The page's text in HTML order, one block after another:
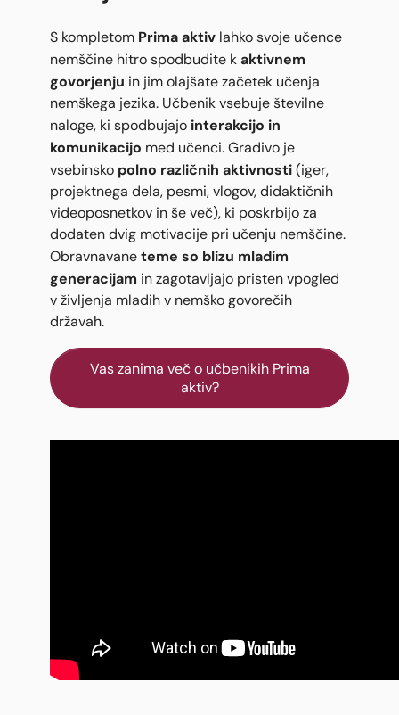
S kompletom Prima aktiv lahko svoje učence
nemščine hitro spodbudite k aktivnem
govorjenju in jim olajšate začetek učenja
nemškega jezika. Učbenik vsebuje številne
naloge, ki spodbujajo interakcijo in
komunikacijo med učenci. Gradivo je
vsebinsko polno različnih aktivnosti (iger,
projektnega dela, pesmi, vlogov, didaktičnih
videoposnetkov in še več), ki poskrbijo za
dodaten dvig motivacije pri učenju nemščine.
Obravnavane teme so blizu mladim
generacijam in zagotavljajo pristen vpogled
v življenja mladih v nemško govorečih
državah.
Vas zanima več o učbenikih Prima
aktiv?